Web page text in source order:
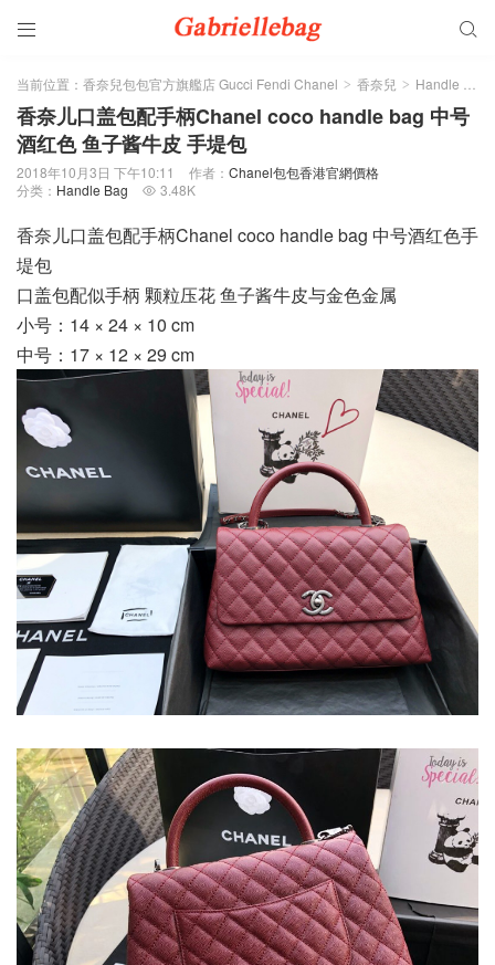
 
当前位置： 香奈兒包包官方旗艦店 Gucci Fendi Chanel > 香奈兒 > Handle Bag
香奈儿口盖包配手柄Chanel coco handle bag 中号
酒红色 鱼子酱牛皮 手堤包
2018年10月3日 下午10:11 作者： Chanel包包香港官網價格
分类： Handle Bag  3.48K
香奈儿口盖包配手柄Chanel coco handle bag 中号酒红色手
堤包
口盖包配似手柄 颗粒压花 鱼子酱牛皮与金色金属
小号：14 × 24 × 10 cm
中号：17 × 12 × 29 cm